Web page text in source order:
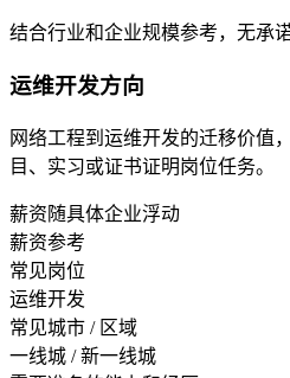
结合行业和企业规模参考，无承
运维开发方向
网络工程到运维开发的迁移价值
目、实习或证书证明岗位任务。
薪资随具体企业浮动
薪资参考
常见岗位
运维开发
常见城市 / 区域
一线城 / 新一线城